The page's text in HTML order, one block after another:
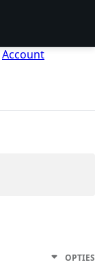
Account
OPTIES